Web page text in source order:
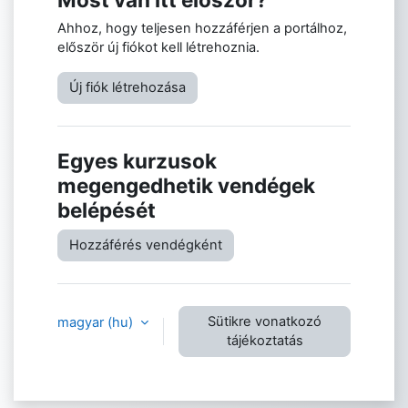
Ahhoz, hogy teljesen hozzáférjen a portálhoz,
először új fiókot kell létrehoznia.
Új fiók létrehozása
Egyes kurzusok
megengedhetik vendégek
belépését
Hozzáférés vendégként
magyar ‎(hu)‎
Sütikre vonatkozó
tájékoztatás